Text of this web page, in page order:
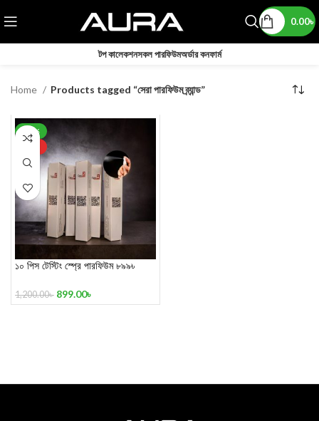
0.00৳
টপ কালেকশনসকল পারফিউমঅর্ডার কনফার্ম
Home Products tagged “সেরা পারফিউম ব্র্যান্ড”
-25%
১০ পিস টেস্টিং স্প্রে পারফিউম ৮৯৯৳
1,200.00৳ 899.00৳